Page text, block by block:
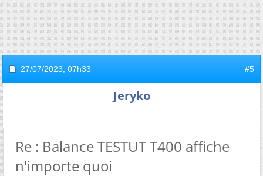
27/07/2023, 07h33 #5
Jeryko
Re : Balance TESTUT T400 affiche
n'importe quoi